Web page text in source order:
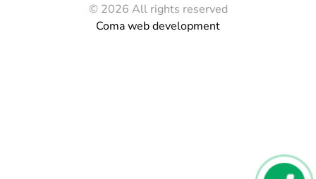
© 2026 All rights reserved
Coma web development